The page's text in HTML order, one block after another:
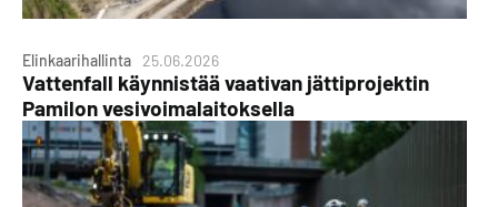
Elinkaarihallinta 25.06.2026
Vattenfall käynnistää vaativan jättiprojektin
Pamilon vesivoimalaitoksella